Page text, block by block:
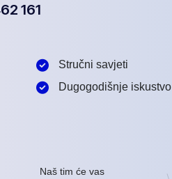
161
Stručni savjeti
Dugogodišnje iskustvo
Naš tim će vas